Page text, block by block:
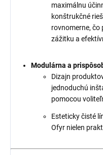
maximálnu
konštrukčné
rovnomerne, čo
zážitku a
Modulárna a
Dizajn
jednoduchú
pomocou
Esteticky čisté
Ofyr nielen